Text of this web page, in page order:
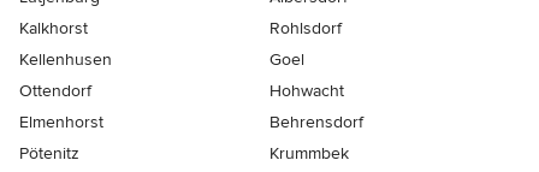
Kalkhorst
Rohlsdorf
Kellenhusen
Goel
Ottendorf
Hohwacht
Elmenhorst
Behrensdorf
Pötenitz
Krummbek